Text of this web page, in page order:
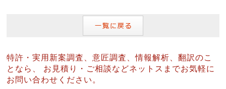
特許・実用新案調査、意匠調査、情報解析、翻訳のこ
となら、
お見積り・ご相談などネットスまでお気軽に
お問い合わせください。